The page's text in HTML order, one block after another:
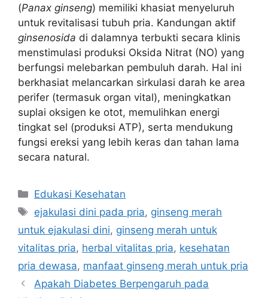
(Panax ginseng) memiliki khasiat menyeluruh
untuk revitalisasi tubuh pria. Kandungan aktif
ginsenosida di dalamnya terbukti secara klinis
menstimulasi produksi Oksida Nitrat (NO) yang
berfungsi melebarkan pembuluh darah. Hal ini
berkhasiat melancarkan sirkulasi darah ke area
perifer (termasuk organ vital), meningkatkan
suplai oksigen ke otot, memulihkan energi
tingkat sel (produksi ATP), serta mendukung
fungsi ereksi yang lebih keras dan tahan lama
secara natural.
Categories
Edukasi Kesehatan
Tags
ejakulasi dini pada pria, ginseng merah
untuk ejakulasi dini, ginseng merah untuk
vitalitas pria, herbal vitalitas pria, kesehatan
pria dewasa, manfaat ginseng merah untuk pria
Apakah Diabetes Berpengaruh pada